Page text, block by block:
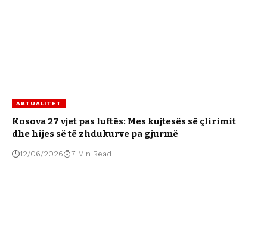
AKTUALITET
Kosova 27 vjet pas luftës: Mes kujtesës së çlirimit
dhe hijes së të zhdukurve pa gjurmë
12/06/2026 7 Min Read